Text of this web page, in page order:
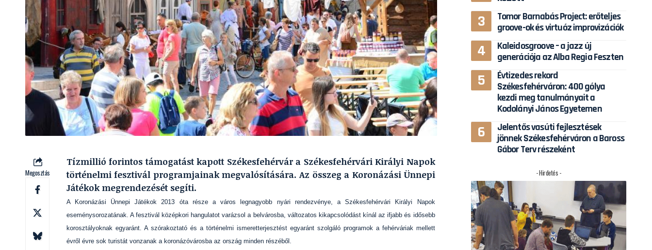
Megosztás
Tízmillió forintos támogatást kapott Székesfehérvár a Székesfehérvári Királyi Napok
történelmi fesztivál programjainak megvalósítására. Az összeg a Koronázási Ünnepi
Játékok megrendezését segíti.
A Koronázási Ünnepi Játékok 2013 óta része a város legnagyobb nyári rendezvénye, a Székesfehérvári Királyi Napok
eseménysorozatának. A fesztivál középkori hangulatot varázsol a belvárosba, változatos kikapcsolódást kínál az ifjabb és idősebb
korosztályoknak egyaránt. A szórakoztató és a történelmi ismeretterjesztést egyaránt szolgáló programok a fehérváriak mellett
évről évre sok turistát vonzanak a koronázóvárosba az ország minden részéből.
Tomor Barnabás Project: erőteljes
groove-ok és virtuóz improvizációk
Kaleidosgroove – a jazz új
generációja az Alba Regia Feszten
Évtizedes rekord
Székesfehérváron: 400 gólya
kezdi meg tanulmányait a
Kodolányi János Egyetemen
Jelentős vasúti fejlesztések
jönnek Székesfehérváron a Baross
Gábor Terv részeként
- Hirdetés -